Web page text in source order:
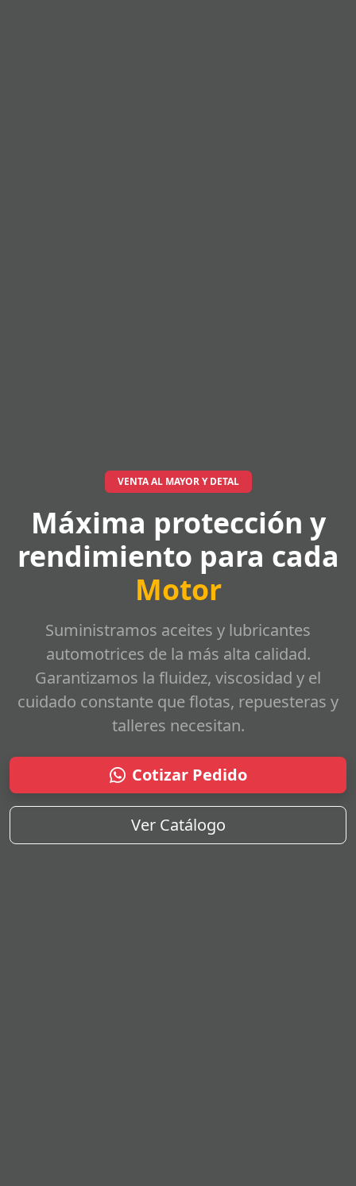
VENTA AL MAYOR Y DETAL
Máxima protección y
rendimiento para cada
Motor
Suministramos aceites y lubricantes
automotrices de la más alta calidad.
Garantizamos la fluidez, viscosidad y el
cuidado constante que flotas, repuesteras y
talleres necesitan.
Cotizar Pedido
Ver Catálogo